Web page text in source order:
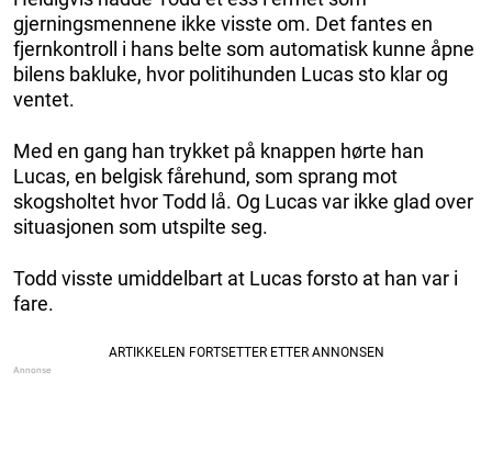
gjerningsmennene ikke visste om. Det fantes en
fjernkontroll i hans belte som automatisk kunne åpne
bilens bakluke, hvor politihunden Lucas sto klar og
ventet.
Med en gang han trykket på knappen hørte han
Lucas, en belgisk fårehund, som sprang mot
skogsholtet hvor Todd lå. Og Lucas var ikke glad over
situasjonen som utspilte seg.
Todd visste umiddelbart at Lucas forsto at han var i
fare.